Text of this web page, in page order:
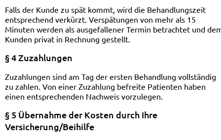
Falls der Kunde zu spät kommt, wird die Behandlungszeit
entsprechend verkürzt. Verspätungen von mehr als 15
Minuten werden als ausgefallener Termin betrachtet und
Kunden privat in Rechnung gestellt.
§ 4 Zuzahlungen
Zuzahlungen sind am Tag der ersten Behandlung vollständig
zu zahlen. Von einer Zuzahlung befreite Patienten haben
einen entsprechenden Nachweis vorzulegen.
§ 5 Übernahme der Kosten durch Ihre
Versicherung/Beihilfe